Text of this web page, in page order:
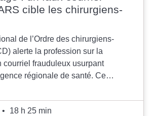
cible les chirurgiens-
de l’Ordre des chirurgiens-
alerte la profession sur la
courriel frauduleux usurpant
régionale de santé. Ce…
18 h 25 min